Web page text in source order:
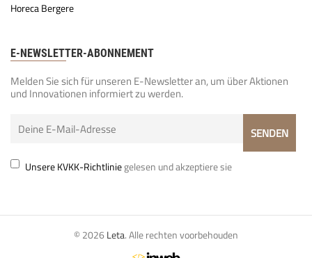
Horeca Bergere
E-NEWSLETTER-ABONNEMENT
Melden Sie sich für unseren E-Newsletter an, um über Aktionen
und Innovationen informiert zu werden.
Unsere KVKK-Richtliniegelesen und akzeptiere sie
© 2026 Leta. Alle rechten voorbehouden